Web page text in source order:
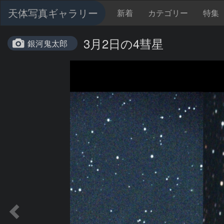
天体写真ギャラリー 新着 カテゴリー 特集
銀河鬼太郎 3月2日の4彗星